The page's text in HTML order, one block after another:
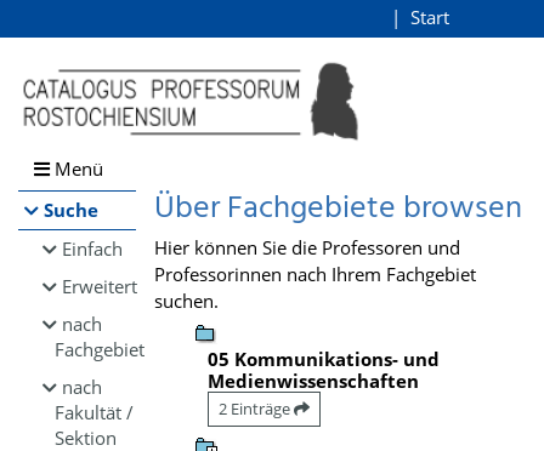
Browsen
direkt zum Inhalt
Start
Menü
Suche
Einfach
Erweitert
nach
Fachgebiet
nach
Fakultät /
Sektion
Über Fachgebiete browsen
Hier können Sie die Professoren und
Professorinnen nach Ihrem Fachgebiet
suchen.
05 Kommunikations- und
Medienwissenschaften
2 Einträge